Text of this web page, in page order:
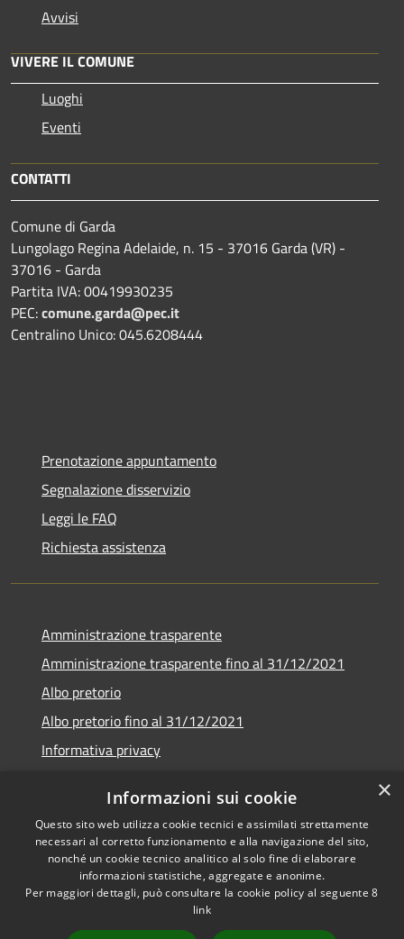
Avvisi
VIVERE IL COMUNE
Luoghi
Eventi
CONTATTI
Comune di Garda
Lungolago Regina Adelaide, n. 15 - 37016 Garda (VR) -
37016 - Garda
Partita IVA: 00419930235
PEC:comune.garda@pec.it
Centralino Unico: 045.6208444
Prenotazione appuntamento
Segnalazione disservizio
Leggi le FAQ
Richiesta assistenza
Amministrazione trasparente
Amministrazione trasparente fino al 31/12/2021
Albo pretorio
Albo pretorio fino al 31/12/2021
Informativa privacy
Dichiarazione di accessibilità
RSS
Copyright © 2026 • Comune di
×
Informazioni sui cookie
Questo sito web utilizza cookie tecnici e assimilati strettamente
necessari al corretto funzionamento e alla navigazione del sito,
nonché un cookie tecnico analitico al solo fine di elaborare
informazioni statistiche, aggregate e anonime.
Per maggiori dettagli, può consultare la cookie policy al seguente8
link